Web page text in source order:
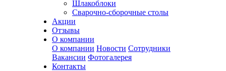
Шлакоблоки
Сварочно-сборочные столы
Акции
Отзывы
О компании
О компании Новости Сотрудники
Вакансии Фотогалерея
Контакты